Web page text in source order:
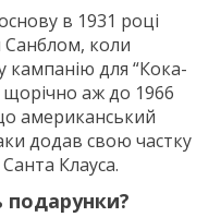
в 1931 році
коли
кампанію для “Кока-
аж до 1966
американський
додав свою частку
Клауса.